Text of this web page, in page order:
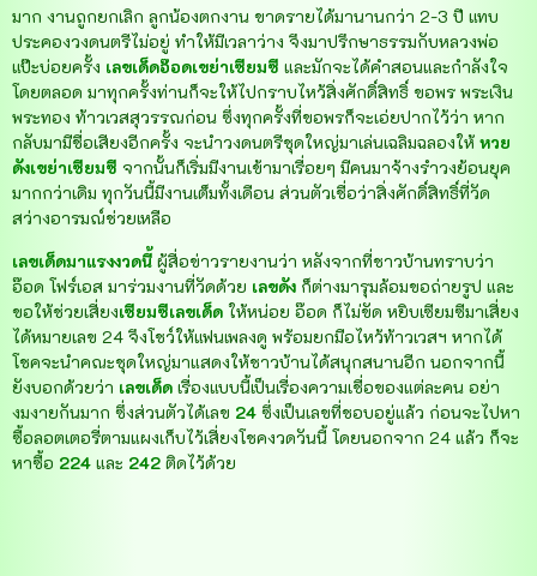
มาก งานถูกยกเลิก ลูกน้องตกงาน ขาดรายได้มานานกว่า 2-3 ปี แทบ
ประคองวงดนตรีไม่อยู่ ทำให้มีเวลาว่าง จึงมาปรึกษาธรรมกับหลวงพ่อ
แป๊ะบ่อยครั้ง เลขเด็ดอ๊อดเขย่าเซียมซี และมักจะได้คำสอนและกำลังใจ
โดยตลอด มาทุกครั้งท่านก็จะให้ไปกราบไหว้สิ่งศักดิ์สิทธิ์ ขอพร พระเงิน
พระทอง ท้าวเวสสุวรรณก่อน ซึ่งทุกครั้งที่ขอพรก็จะเอ่ยปากไว้ว่า หาก
กลับมามีชื่อเสียงอีกครั้ง จะนำวงดนตรีชุดใหญ่มาเล่นเฉลิมฉลองให้ หวย
ดังเขย่าเซียมซี จากนั้นก็เริ่มมีงานเข้ามาเรื่อยๆ มีคนมาจ้างรำวงย้อนยุค
มากกว่าเดิม ทุกวันนี้มีงานเต็มทั้งเดือน ส่วนตัวเชื่อว่าสิ่งศักดิ์สิทธิ์ที่วัด
สว่างอารมณ์ช่วยเหลือ
เลขเด็ดมาแรงงวดนี้ ผู้สื่อข่าวรายงานว่า หลังจากที่ชาวบ้านทราบว่า
อ๊อด โฟร์เอส มาร่วมงานที่วัดด้วย เลขดัง ก็ต่างมารุมล้อมขอถ่ายรูป และ
ขอให้ช่วยเสี่ยงเซียมซีเลขเด็ด ให้หน่อย อ๊อด ก็ไม่ขัด หยิบเซียมซีมาเสี่ยง
ได้หมายเลข 24 จึงโชว์ให้แฟนเพลงดู พร้อมยกมือไหว้ท้าวเวสฯ หากได้
โชคจะนำคณะชุดใหญ่มาแสดงให้ชาวบ้านได้สนุกสนานอีก นอกจากนี้
ยังบอกด้วยว่า เลขเด็ด เรื่องแบบนี้เป็นเรื่องความเชื่อของแต่ละคน อย่า
งมงายกันมาก ซึ่งส่วนตัวได้เลข 24 ซึ่งเป็นเลขที่ชอบอยู่แล้ว ก่อนจะไปหา
ซื้อลอตเตอรี่ตามแผงเก็บไว้เสี่ยงโชคงวดวันนี้ โดยนอกจาก 24 แล้ว ก็จะ
หาซื้อ 224 และ 242 ติดไว้ด้วย